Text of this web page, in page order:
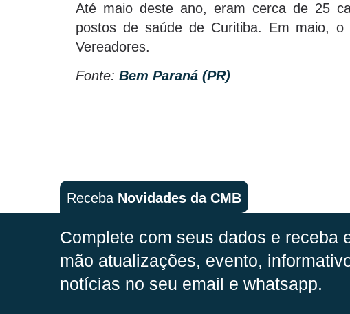
Até maio deste ano, eram cerca de 25
postos de saúde de Curitiba. Em maio,
Vereadores.
Fonte: Bem Paraná (PR)
Receba Novidades da CMB
Complete com seus dados e receba
mão atualizações, evento,
notícias no seu email e whatsapp.